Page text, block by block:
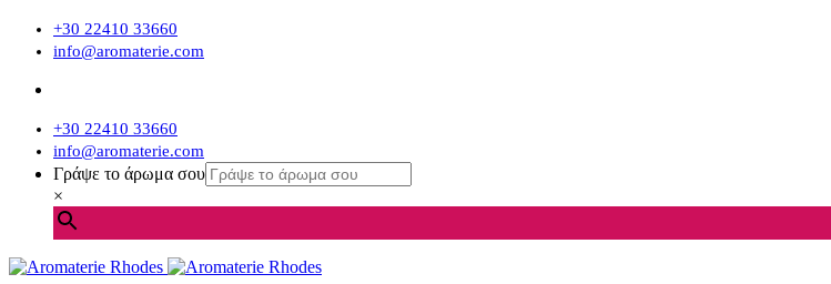
+30 22410 33660
info@aromaterie.com
+30 22410 33660
info@aromaterie.com
Γράψε το άρωμα σου
×